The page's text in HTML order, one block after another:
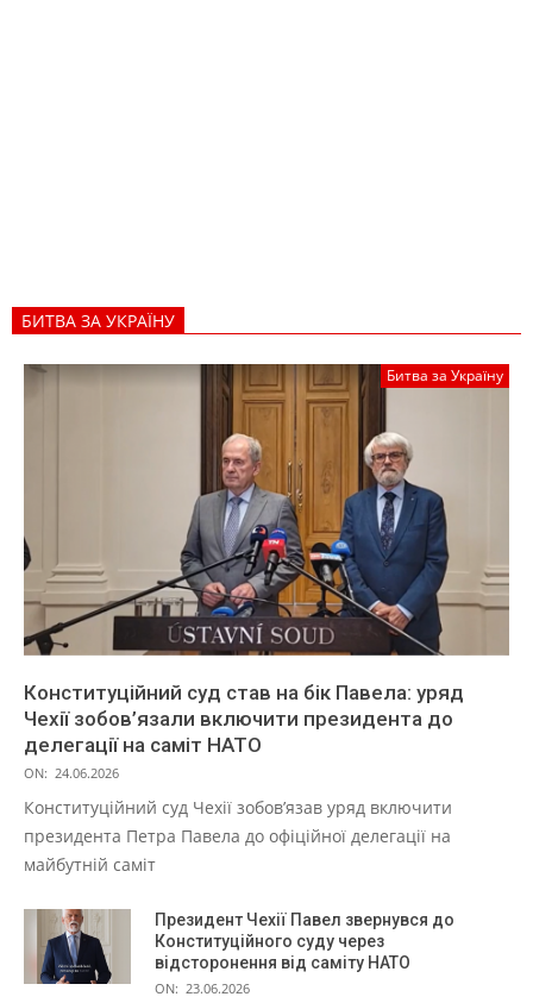
БИТВА ЗА УКРАЇНУ
Битва за Україну
Конституційний суд став на бік Павела: уряд
Чехії зобов’язали включити президента до
делегації на саміт НАТО
ON: 24.06.2026
Конституційний суд Чехії зобов’язав уряд включити
президента Петра Павела до офіційної делегації на
майбутній саміт
Президент Чехії Павел звернувся до
Конституційного суду через
відсторонення від саміту НАТО
ON: 23.06.2026